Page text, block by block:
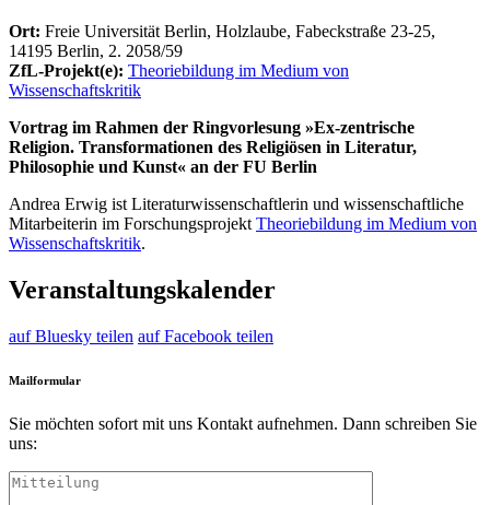
Ort: Freie Universität Berlin, Holzlaube, Fabeckstraße 23-25,
14195 Berlin, 2. 2058/59
ZfL-Projekt(e): Theoriebildung im Medium von
Wissenschaftskritik
Vortrag im Rahmen der Ringvorlesung »Ex-zentrische
Religion. Transformationen des Religiösen in Literatur,
Philosophie und Kunst« an der FU Berlin
Andrea Erwig ist Literaturwissenschaftlerin und wissenschaftliche
Mitarbeiterin im Forschungsprojekt Theoriebildung im Medium von
Wissenschaftskritik.
Veranstaltungskalender
auf Bluesky teilen auf Facebook teilen
Mailformular
Sie möchten sofort mit uns Kontakt aufnehmen. Dann schreiben Sie
uns: